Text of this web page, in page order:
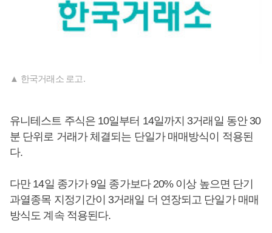
▲ 한국거래소 로고.
유니테스트 주식은 10일부터 14일까지 3거래일 동안 30
분 단위로 거래가 체결되는 단일가 매매방식이 적용된
다.
다만 14일 종가가 9일 종가보다 20% 이상 높으면 단기
과열종목 지정기간이 3거래일 더 연장되고 단일가 매매
방식도 계속 적용된다.